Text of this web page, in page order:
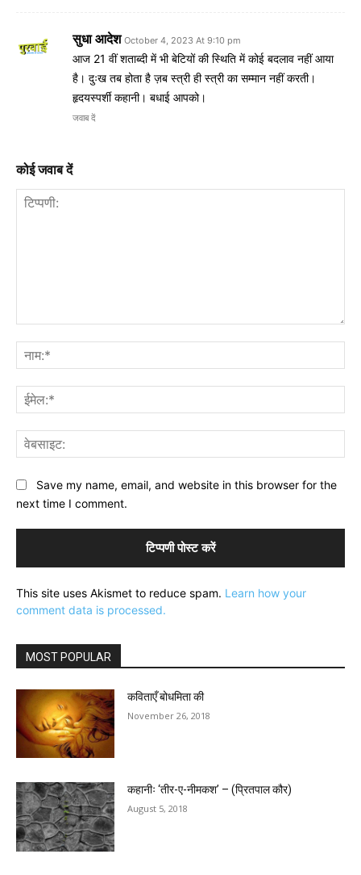
सुधा आदेश October 4, 2023 At 9:10 pm
आज 21 वीं शताब्दी में भी बेटियों की स्थिति में कोई बदलाव नहीं आया
है। दुःख तब होता है ज़ब स्त्री ही स्त्री का सम्मान नहीं करती।
हृदयस्पर्शी कहानी। बधाई आपको।
जवाब दें
कोई जवाब दें
Save my name, email, and website in this browser for the
next time I comment.
This site uses Akismet to reduce spam. Learn how your
comment data is processed.
MOST POPULAR
कविताएँ बोधमिता की
November 26, 2018
कहानीः ‘तीर-ए-नीमकश’ – (प्रितपाल कौर)
August 5, 2018